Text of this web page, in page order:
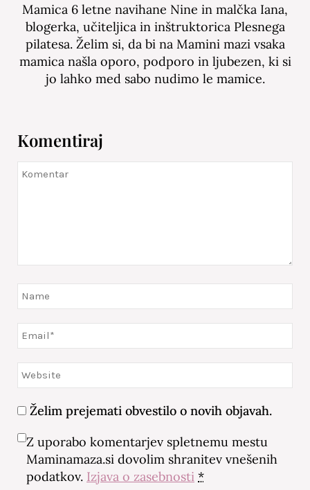
Mamica 6 letne navihane Nine in malčka Iana,
blogerka, učiteljica in inštruktorica Plesnega
pilatesa. Želim si, da bi na Mamini mazi vsaka
mamica našla oporo, podporo in ljubezen, ki si
jo lahko med sabo nudimo le mamice.
Komentiraj
Želim prejemati obvestilo o novih objavah.
Z uporabo komentarjev spletnemu mestu
Maminamaza.si dovolim shranitev vnešenih
podatkov. Izjava o zasebnosti *